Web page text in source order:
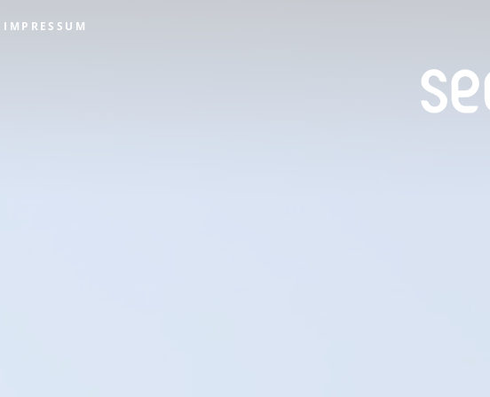
IMPRESSUM